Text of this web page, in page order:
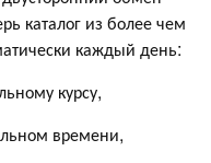
каталог из более чем
каждый день:
курсу,
времени,